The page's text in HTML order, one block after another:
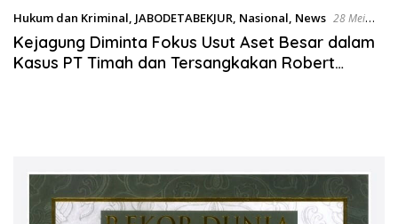
Hukum dan Kriminal, JABODETABEKJUR, Nasional, News 28 Mei
2024
Kejagung Diminta Fokus Usut Aset Besar dalam
Kasus PT Timah dan Tersangkakan Robert